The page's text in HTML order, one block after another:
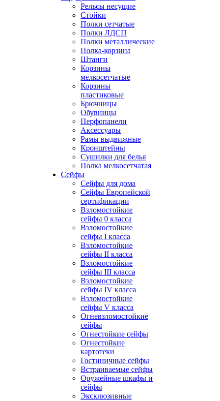
Рельсы несущие
Стойки
Полки сетчатые
Полки ЛДСП
Полки металлические
Полка-корзина
Штанги
Корзины
мелкосетчатые
Корзины
пластиковые
Брючницы
Обувницы
Перфопанели
Аксессуары
Рамы выдвижные
Кронштейны
Сушилки для белья
Полка мелкосетчатая
Сейфы
Сейфы для дома
Сейфы Европейской
сертификации
Взломостойкие
сейфы 0 класса
Взломостойкие
сейфы I класса
Взломостойкие
сейфы II класса
Взломостойкие
сейфы III класса
Взломостойкие
сейфы IV класса
Взломостойкие
сейфы V класса
Огневзломостойкие
сейфы
Огнестойкие сейфы
Огнестойкие
картотеки
Гостиничные сейфы
Встраиваемые сейфы
Оружейные шкафы и
сейфы
Эксклюзивные